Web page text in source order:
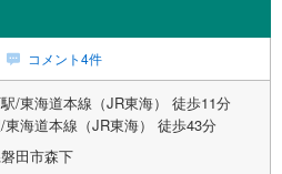
コメント4件
/東海道本線（JR東海） 徒歩11分
東海道本線（JR東海） 徒歩43分
田市森下